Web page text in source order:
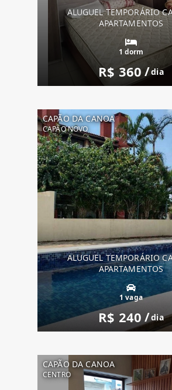
ALUGUEL TEMPORÁRIO
APARTAMENTOS
1 dorm
R$ 360 /dia
CAPÃO DA CANOA
CAPÃO NOVO
ALUGUEL TEMPORÁRIO
APARTAMENTOS
1 vaga
R$ 240 /dia
CAPÃO DA CANOA
CENTRO